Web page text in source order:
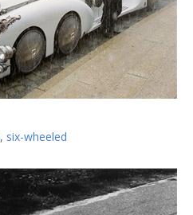
, six-wheeled